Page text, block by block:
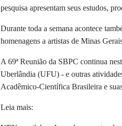
pesquisa apresentam seus estudos,
Durante toda a semana acontece
homenagens a artistas de Minas
A 69ª Reunião da SBPC continua
Uberlândia (UFU) - e outras
Acadêmico-Científica Brasileira e
Leia mais: